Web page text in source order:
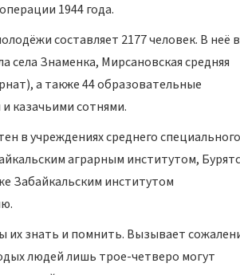
1944 года.
составляет 2177 человек. В неё
Знаменка, Мирсановская средняя
а также 44 образовательные
казачьими сотнями.
в учреждениях среднего
аграрным институтом,
Забайкальским институтом
их знать и помнить. Вызывает
людей лишь трое-четверо могут